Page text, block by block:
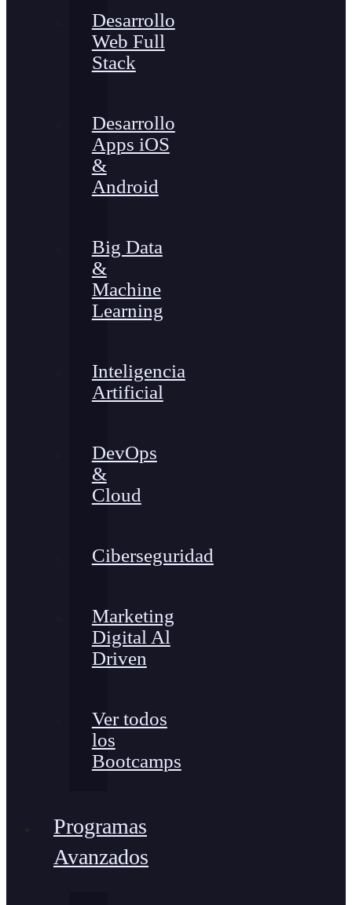
Desarrollo
Web Full
Stack
Desarrollo
Apps iOS
&
Android
Big Data
&
Machine
Learning
Inteligencia
Artificial
DevOps
&
Cloud
Ciberseguridad
Marketing
Digital Al
Driven
Ver todos
los
Bootcamps
Programas
Avanzados